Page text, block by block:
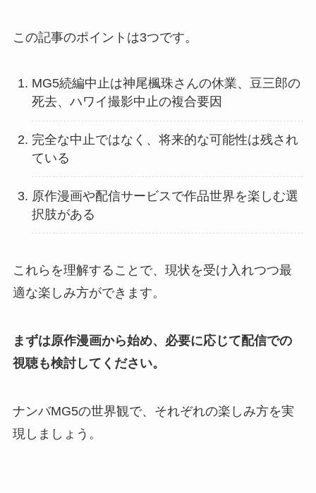
この記事のポイントは3つです。
MG5続編中止は神尾楓珠さんの休業、豆三郎の
死去、ハワイ撮影中止の複合要因
完全な中止ではなく、将来的な可能性は残され
ている
原作漫画や配信サービスで作品世界を楽しむ選
択肢がある
これらを理解することで、現状を受け入れつつ最
適な楽しみ方ができます。
まずは原作漫画から始め、必要に応じて配信での
視聴も検討してください。
ナンバMG5の世界観で、それぞれの楽しみ方を実
現しましょう。